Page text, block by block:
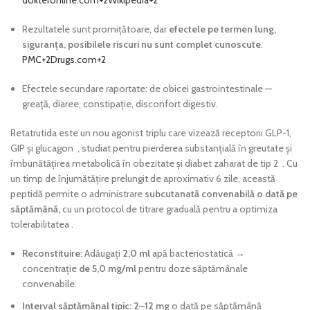
Rezultatele sunt promițătoare, darefectele pe termen lung,
siguranța, posibilele riscuri nu sunt complet cunoscute.
PMC+2Drugs.com+2
Efectele secundare raportate: de obicei gastrointestinale —
greață, diaree, constipație, disconfort digestiv.
Retatrutida este un nou agonist triplu care vizează receptorii GLP-1,
GIP și glucagon , studiat pentru pierderea substanțială în greutate și
îmbunătățirea metabolică în obezitate și diabet zaharat de tip 2 . Cu
un timp de înjumătățire prelungit de aproximativ 6 zile, această
peptidă permite o administrare subcutanată convenabilă o dată pe
săptămână,cu un protocol de titrare graduală pentru a optimiza
tolerabilitatea.
Reconstituire:Adăugați 2,0 ml apă bacteriostatică →
concentrație de 5,0 mg/mlpentru doze săptămânale
convenabile.
Interval săptămânal tipic: 2–12 mgo dată pe săptămână